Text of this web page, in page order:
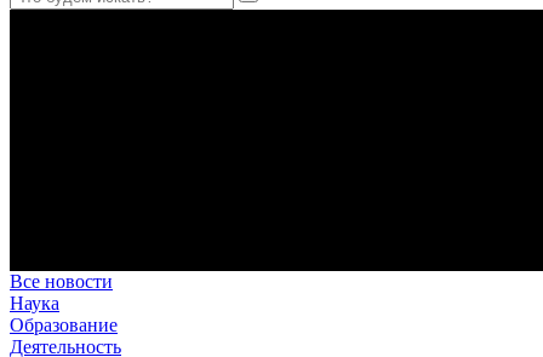
Все новости
Наука
Образование
Деятельность